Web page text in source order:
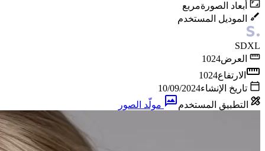
أبعاد الصورةمربع
الموديل المستخدم
SDXL
العرض1024
الارتفاع1024
تاريخ الإنشاء10/09/2024
التطبيق المستخدم
مولّد الصور